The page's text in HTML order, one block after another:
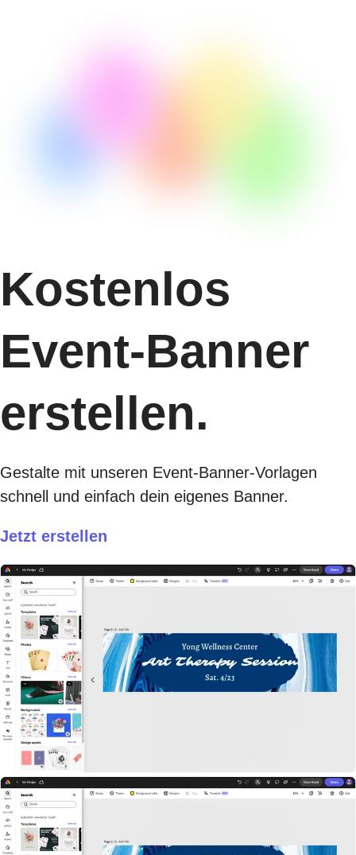
Kostenlos
Event-Banner
erstellen.
Gestalte mit unseren Event-Banner-Vorlagen
schnell und einfach dein eigenes Banner.
Jetzt erstellen